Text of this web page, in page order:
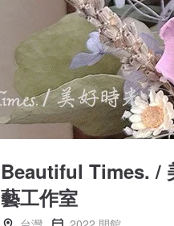
Beautiful Times. /
藝工作室